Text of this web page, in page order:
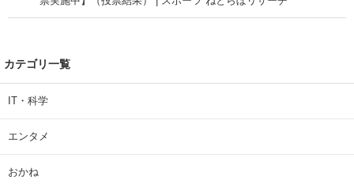
カテゴリ一覧
IT・科学
エンタメ
おかね